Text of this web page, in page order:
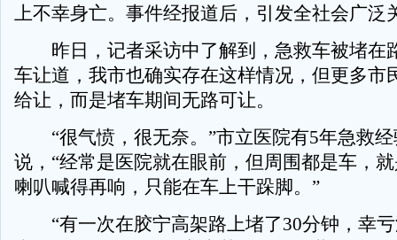
上不幸身亡。事件经报道后，引发全社会广泛
昨日，记者采访中了解到，急救车被堵在
车让道，我市也确实存在这样情况，但更多市
给让，而是堵车期间无路可让。
“很气愤，很无奈。”市立医院有5年急救经
说，“经常是医院就在眼前，但周围都是车，
喇叭喊得再响，只能在车上干跺脚。”
“有一次在胶宁高架路上堵了30分钟，幸亏